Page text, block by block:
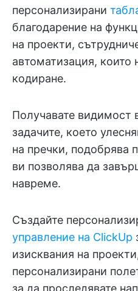
персонализирани
благодарение на
на проекти,
автоматизация, които
кодиране.
Получавате видимост
задачите, което
на пречки, подобрява
ви позволява да
навреме.
Създайте
управление на ClickUp
изисквания на
персонализирани
за да проследявате